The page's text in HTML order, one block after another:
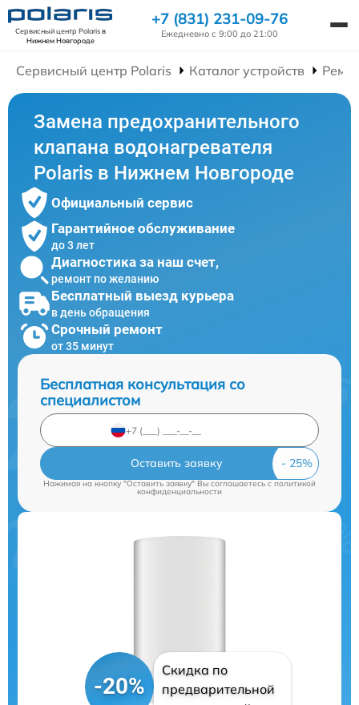
Сервисный центр Polarisв
Нижнем Новгороде
+7 (831) 231-09-76
Ежедневно с 9:00 до 21:00
Сервисный центр Polaris Каталог устройств
Замена предохранительного
клапана водонагревателя
Polaris в Нижнем Новгороде
Официальный сервис
Гарантийное обслуживание
до 3 лет
Диагностика за наш счет,
ремонт по желанию
Бесплатный выезд курьера
в день обращения
Срочный ремонт
от 35 минут
Бесплатная консультация со
специалистом
Оставить заявку
Нажимая на кнопку "Оставить заявку" Вы соглашаетесь cполитикой
конфиденциальности
-20%
Скидка по
предварительной